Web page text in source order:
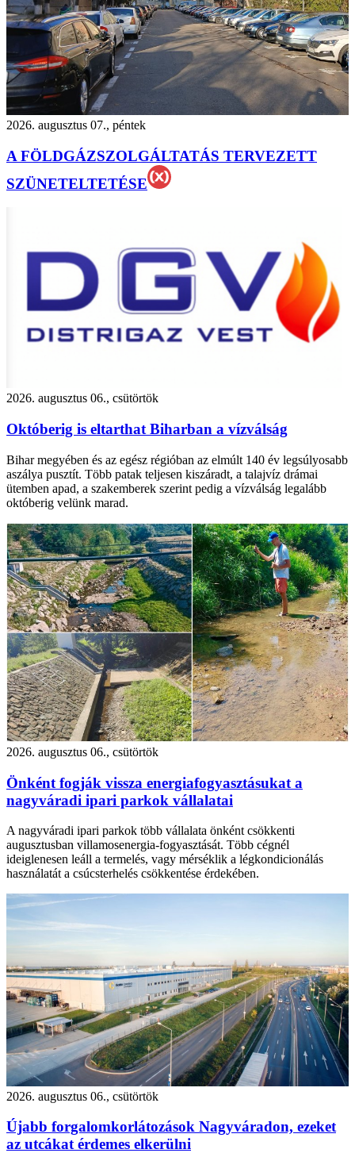
2026. augusztus 07., péntek
A FÖLDGÁZSZOLGÁLTATÁS TERVEZETT
SZÜNETELTETÉSE
2026. augusztus 06., csütörtök
Októberig is eltarthat Biharban a vízválság
Bihar megyében és az egész régióban az elmúlt 140 év legsúlyosabb
aszálya pusztít. Több patak teljesen kiszáradt, a talajvíz drámai
ütemben apad, a szakemberek szerint pedig a vízválság legalább
októberig velünk marad.
2026. augusztus 06., csütörtök
Önként fogják vissza energiafogyasztásukat a
nagyváradi ipari parkok vállalatai
A nagyváradi ipari parkok több vállalata önként csökkenti
augusztusban villamosenergia-fogyasztását. Több cégnél
ideiglenesen leáll a termelés, vagy mérséklik a légkondicionálás
használatát a csúcsterhelés csökkentése érdekében.
2026. augusztus 06., csütörtök
Újabb forgalomkorlátozások Nagyváradon, ezeket
az utcákat érdemes elkerülni